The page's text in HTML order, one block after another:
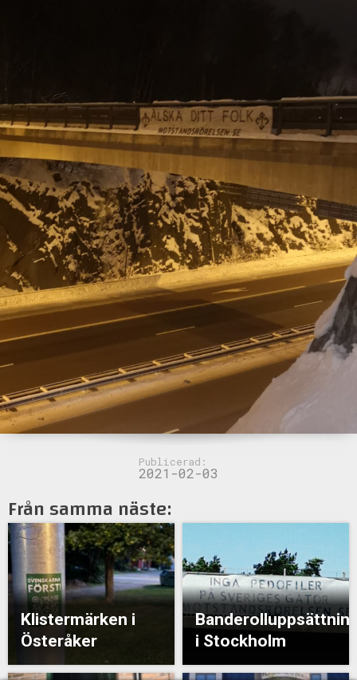
Publicerad:
2021-02-03
Från samma näste:
Klistermärken i
Österåker
i Stockholm